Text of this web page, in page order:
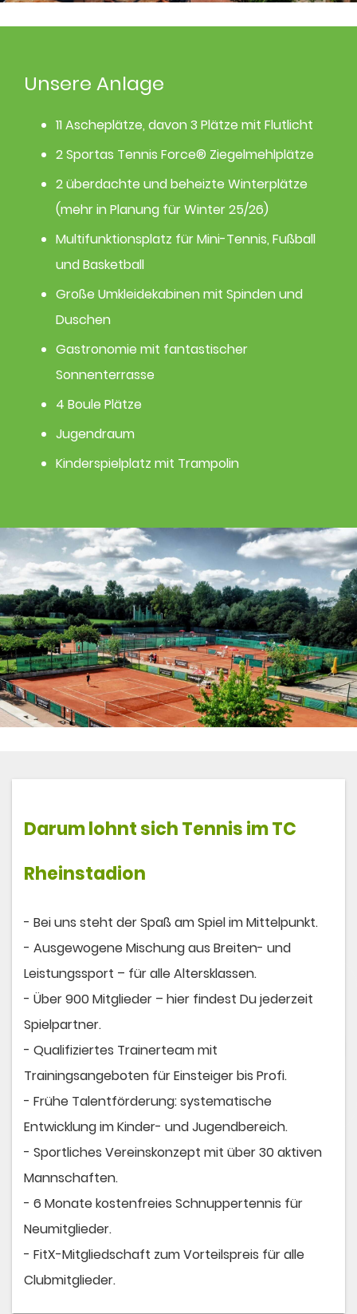
Unsere Anlage
11 Ascheplätze, davon 3 Plätze mit Flutlicht
2 Sportas Tennis Force® Ziegelmehlplätze
2 überdachte und beheizte Winterplätze
(mehr in Planung für Winter 25/26)
Multifunktionsplatz für Mini-Tennis, Fußball
und Basketball
Große Umkleidekabinen mit Spinden und
Duschen
Gastronomie mit fantastischer
Sonnenterrasse
4 Boule Plätze
Jugendraum​
Kinderspielplatz mit Trampolin
Darum lohnt sichTennisim TC
Rheinstadion
- Bei uns steht der Spaß am Spiel im Mittelpunkt.
- Ausgewogene Mischung aus Breiten- und
Leistungssport – für alle Altersklassen.
- Über 900 Mitglieder – hier findest Du jederzeit
Spielpartner.
- Qualifiziertes Trainerteam mit
Trainingsangeboten für Einsteiger bis Profi.
- Frühe Talentförderung: systematische
Entwicklung im Kinder- und Jugendbereich.
- Sportliches Vereinskonzept mit über 30 aktiven
Mannschaften.
- 6 Monate kostenfreies Schnuppertennis für
Neumitglieder.
- FitX-Mitgliedschaft zum Vorteilspreis für alle
Clubmitglieder.